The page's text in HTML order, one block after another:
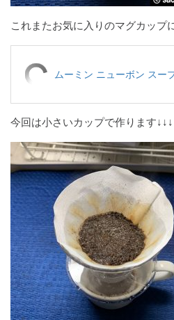
これまたお気に入りのマグカップ
ムーミン ニューボン スー
今回は小さいカップで作ります↓↓↓